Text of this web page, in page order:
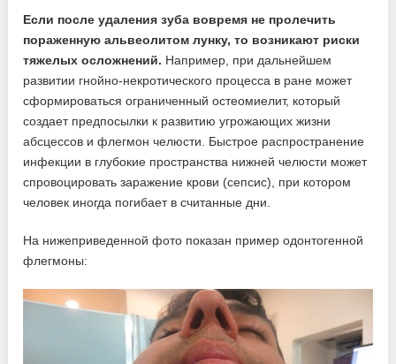
Если после удаления зуба вовремя не пролечить
пораженную альвеолитом лунку, то возникают риски
тяжелых осложнений. Например, при дальнейшем
развитии гнойно-некротического процесса в ране может
сформироваться ограниченный остеомиелит, который
создает предпосылки к развитию угрожающих жизни
абсцессов и флегмон челюсти. Быстрое распространение
инфекции в глубокие пространства нижней челюсти может
спровоцировать заражение крови (сепсис), при котором
человек иногда погибает в считанные дни.
На нижеприведенной фото показан пример одонтогенной
флегмоны: